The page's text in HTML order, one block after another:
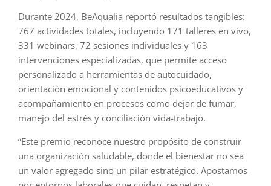
Durante 2024, BeAqualia reportó resultados tangibles:
767 actividades totales, incluyendo 171 talleres en vivo,
331 webinars, 72 sesiones individuales y 163
intervenciones especializadas, que permite acceso
personalizado a herramientas de autocuidado,
orientación emocional y contenidos psicoeducativos y
acompañamiento en procesos como dejar de fumar,
manejo del estrés y conciliación vida-trabajo.
“Este premio reconoce nuestro propósito de construir
una organización saludable, donde el bienestar no sea
un valor agregado sino un pilar estratégico. Apostamos